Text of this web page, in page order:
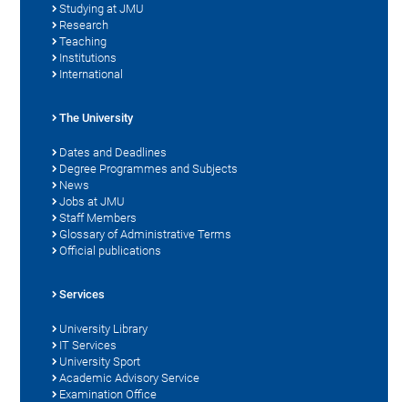
Studying at JMU
Research
Teaching
Institutions
International
The University
Dates and Deadlines
Degree Programmes and Subjects
News
Jobs at JMU
Staff Members
Glossary of Administrative Terms
Official publications
Services
University Library
IT Services
University Sport
Academic Advisory Service
Examination Office